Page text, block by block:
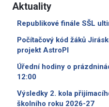
Aktuality
Republikové finále SŠL
Počítačový kód žáků
projekt AstroPI
Úřední hodiny o
12:00
Výsledky 2. kola
školního roku 2026-27